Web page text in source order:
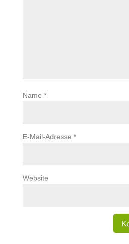
Name *
E-Mail-Adresse *
Website